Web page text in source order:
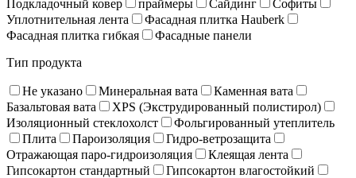
Подкладочный ковер праймеры Сайдинг
Софиты
Уплотнительная лента
Фасадная плитка Hauberk
Фасадная плитка гибкая
Фасадные панели
Тип продукта
Не указано Минеральная вата
Каменная вата
Базальтовая вата
XPS (Экструдированный полистирол)
Изоляционный стеклохолст
Фольгированный утеплитель
Плита
Пароизоляция
Гидро-ветрозащита
Отражающая паро-гидроизоляция
Клеящая лента
Гипсокартон стандартный
Гипсокартон влагостойкий